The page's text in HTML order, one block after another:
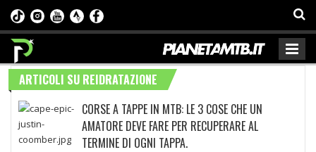
ARTICOLI SU REIDRATAZIONE
CORSE A TAPPE IN MTB: LE 3 COSE CHE UN
AMATORE DEVE FARE PER RECUPERARE AL
TERMINE DI OGNI TAPPA.